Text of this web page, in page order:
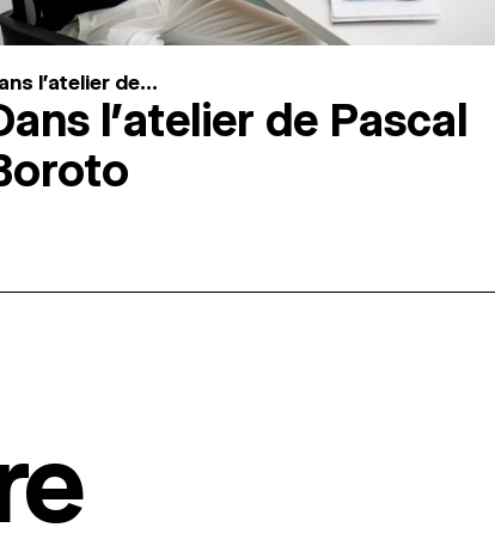
l'atelier de...
l’atelier de Pascal